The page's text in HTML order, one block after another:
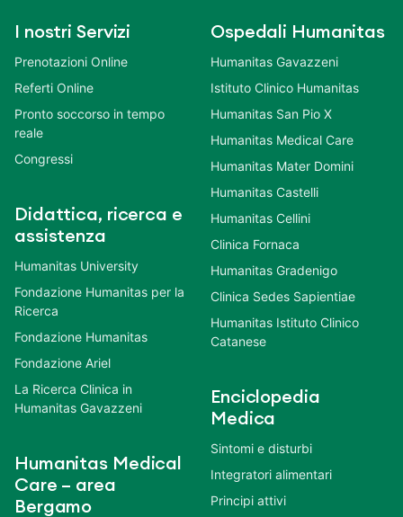
I nostri Servizi
Prenotazioni Online
Referti Online
Pronto soccorso in tempo
reale
Congressi
Didattica, ricerca e
assistenza
Humanitas University
Fondazione Humanitas per la
Ricerca
Fondazione Humanitas
Fondazione Ariel
La Ricerca Clinica in
Humanitas Gavazzeni
Humanitas Medical
Care – area
Bergamo
Ospedali Humanitas
Humanitas Gavazzeni
Istituto Clinico Humanitas
Humanitas San Pio X
Humanitas Medical Care
Humanitas Mater Domini
Humanitas Castelli
Humanitas Cellini
Clinica Fornaca
Humanitas Gradenigo
Clinica Sedes Sapientiae
Humanitas Istituto Clinico
Catanese
Enciclopedia
Medica
Sintomi e disturbi
Integratori alimentari
Principi attivi